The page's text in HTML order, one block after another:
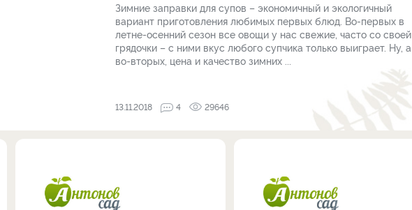
Зимние заправки для супов – экономичный и экологичный
вариант приготовления любимых первых блюд. Во-первых в
летне-осенний сезон все овощи у нас свежие, часто со своей
грядочки – с ними вкус любого супчика только выиграет. Ну, а
во-вторых, цена и качество зимних ...
13.11.2018 4 29646